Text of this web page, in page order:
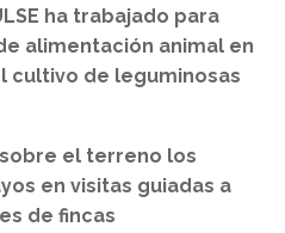
ha trabajado para
alimentación animal en
cultivo de leguminosas
el terreno los
en visitas guiadas a
de fincas